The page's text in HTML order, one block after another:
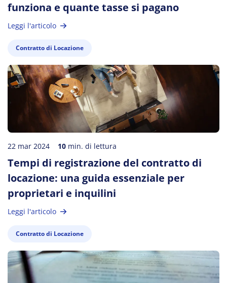
funziona e quante tasse si pagano
Leggi l'articolo
Contratto di Locazione
22 mar 2024 10 min. di lettura
Tempi di registrazione del contratto di
locazione: una guida essenziale per
proprietari e inquilini
Leggi l'articolo
Contratto di Locazione